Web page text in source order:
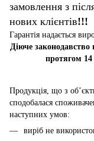
замовлення з
нових клієнтів!!!
Гарантія надається
Діюче законодавство
протягом
Продукція, що з
сподобалася
наступних умов:
виріб не